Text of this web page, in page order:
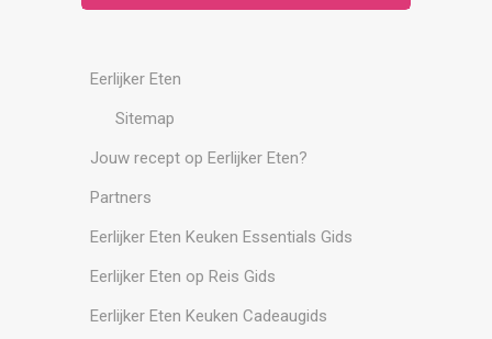
Eerlijker Eten
Sitemap
Jouw recept op Eerlijker Eten?
Partners
Eerlijker Eten Keuken Essentials Gids
Eerlijker Eten op Reis Gids
Eerlijker Eten Keuken Cadeaugids